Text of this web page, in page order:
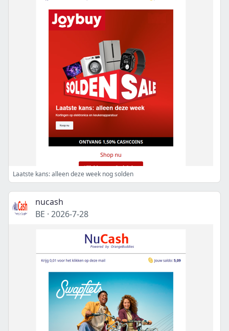
Laatste kans: alleen deze week nog solden
nucash
BE · 2026-7-28